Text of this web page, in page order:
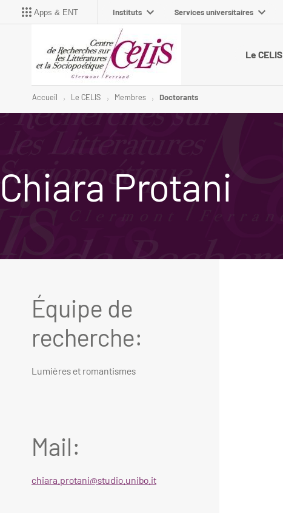
Apps & ENT Instituts Services universitaires
Le CELIS
Accueil Le CELIS Membres Doctorants
Chiara Protani
Équipe de
recherche:
Lumières et romantismes
Mail:
chiara.protani@studio.unibo.it